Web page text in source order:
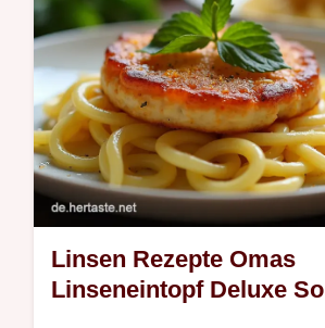
Linsen Rezepte Omas
Linseneintopf Deluxe So